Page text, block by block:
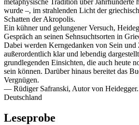
metaphysische Tradition über Jahrhunderte
wurde –, im strahlenden Licht der
Schatten der Akropolis.
Ein kühner und gelungener Versuch,
Gespräch an seinen Sehnsuchtsorten in
Dabei werden Kerngedanken von Sein und
außerordentlich klar und lebendig
grundlegenden Einsichten, die auch heute
sein können. Darüber hinaus bereitet das
Vergnügen.
— Rüdiger Safranski, Autor von
Deutschland
Leseprobe